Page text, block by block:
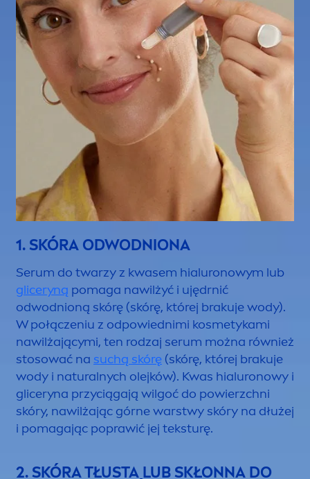
1. SKÓRA ODWODNIONA
Serum do twarzy z kwasem hialuronowym lub
gliceryną pomaga nawilżyć i ujędrnić
odwodnioną skórę (skórę, której brakuje wody).
W połączeniu z odpowiednimi kosmetykami
nawilżającymi, ten rodzaj serum można również
stosować na suchą skórę (skórę, której brakuje
wody i naturalnych olejków). Kwas hialuronowy i
gliceryna przyciągają wilgoć do powierzchni
skóry, nawilżając górne warstwy skóry na dłużej
i pomagając poprawić jej teksturę.
2. SKÓRA TŁUSTA LUB SKŁONNA DO